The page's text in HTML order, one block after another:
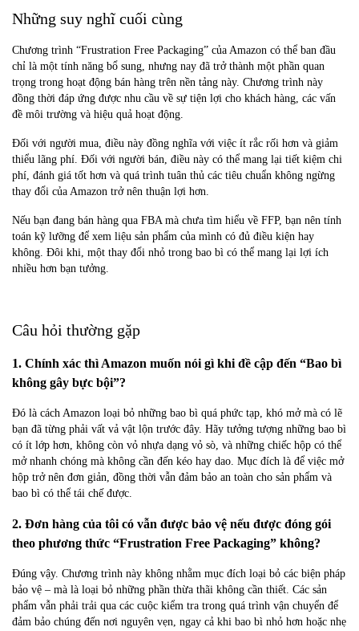
Những suy nghĩ cuối cùng
Chương trình “Frustration Free Packaging” của Amazon có thể ban đầu
chỉ là một tính năng bổ sung, nhưng nay đã trở thành một phần quan
trọng trong hoạt động bán hàng trên nền tảng này. Chương trình này
đồng thời đáp ứng được nhu cầu về sự tiện lợi cho khách hàng, các vấn
đề môi trường và hiệu quả hoạt động.
Đối với người mua, điều này đồng nghĩa với việc ít rắc rối hơn và giảm
thiểu lãng phí. Đối với người bán, điều này có thể mang lại tiết kiệm chi
phí, đánh giá tốt hơn và quá trình tuân thủ các tiêu chuẩn không ngừng
thay đổi của Amazon trở nên thuận lợi hơn.
Nếu bạn đang bán hàng qua FBA mà chưa tìm hiểu về FFP, bạn nên tính
toán kỹ lưỡng để xem liệu sản phẩm của mình có đủ điều kiện hay
không. Đôi khi, một thay đổi nhỏ trong bao bì có thể mang lại lợi ích
nhiều hơn bạn tưởng.
Câu hỏi thường gặp
1. Chính xác thì Amazon muốn nói gì khi đề cập đến “Bao bì
không gây bực bội”?
Đó là cách Amazon loại bỏ những bao bì quá phức tạp, khó mở mà có lẽ
bạn đã từng phải vất vả vật lộn trước đây. Hãy tưởng tượng những bao bì
có ít lớp hơn, không còn vỏ nhựa dạng vỏ sò, và những chiếc hộp có thể
mở nhanh chóng mà không cần đến kéo hay dao. Mục đích là để việc mở
hộp trở nên đơn giản, đồng thời vẫn đảm bảo an toàn cho sản phẩm và
bao bì có thể tái chế được.
2. Đơn hàng của tôi có vẫn được bảo vệ nếu được đóng gói
theo phương thức “Frustration Free Packaging” không?
Đúng vậy. Chương trình này không nhằm mục đích loại bỏ các biện pháp
bảo vệ – mà là loại bỏ những phần thừa thãi không cần thiết. Các sản
phẩm vẫn phải trải qua các cuộc kiểm tra trong quá trình vận chuyển để
đảm bảo chúng đến nơi nguyên vẹn, ngay cả khi bao bì nhỏ hơn hoặc nhẹ